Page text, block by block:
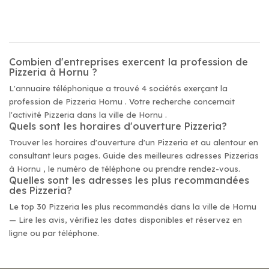
Combien d'entreprises exercent la profession de
Pizzeria à Hornu ?
L'annuaire téléphonique a trouvé 4 sociétés exerçant la
profession de Pizzeria Hornu . Votre recherche concernait
l'activité Pizzeria dans la ville de Hornu .
Quels sont les horaires d'ouverture Pizzeria?
Trouver les horaires d'ouverture d'un Pizzeria et au alentour en
consultant leurs pages. Guide des meilleures adresses Pizzerias
à Hornu , le numéro de téléphone ou prendre rendez-vous.
Quelles sont les adresses les plus recommandées
des Pizzeria?
Le top 30 Pizzeria les plus recommandés dans la ville de Hornu
— Lire les avis, vérifiez les dates disponibles et réservez en
ligne ou par téléphone.